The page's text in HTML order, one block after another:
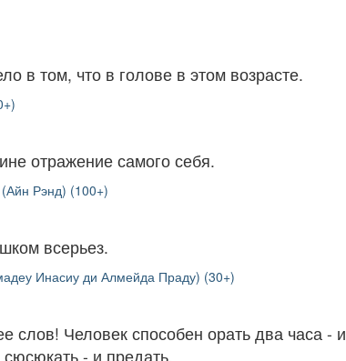
в том, что в голове в этом возрасте.
отражение самого себя.
Рэнд) (100+)
всерьез.
Инасиу ди Алмейда Праду) (30+)
слов! Человек способен орать два часа - и
- и предать.